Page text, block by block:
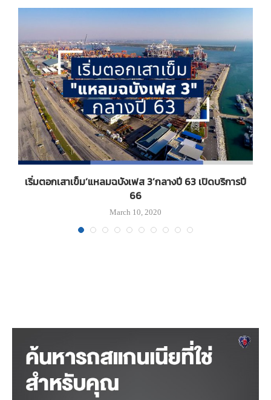
เริ่มตอกเสาเข็ม‘แหลมฉบังเฟส 3’กลางปี 63 เปิดบริการปี
66
March 10, 2020